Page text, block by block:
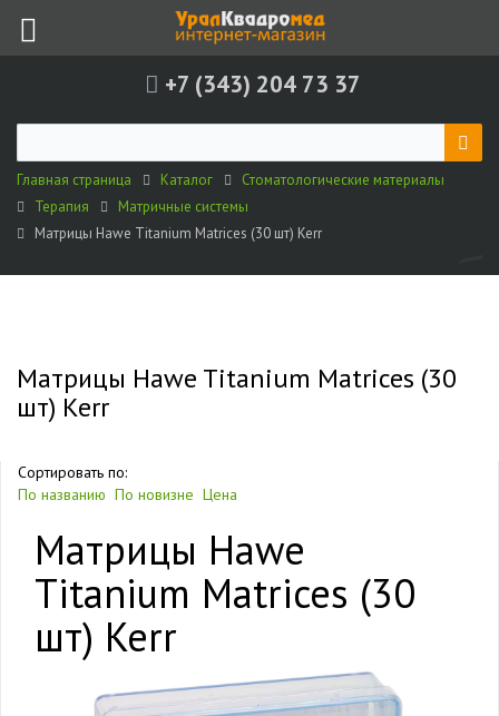
+7 (343) 204 73 37
Главная страница Каталог
Стоматологические материалы
Терапия
Матричные системы
Матрицы Hawe Titanium Matrices (30 шт) Kerr
Матрицы Hawe Titanium Matrices (30
шт) Kerr
Сортировать по:
По названию По новизне Цена
Матрицы Hawe
Titanium Matrices (30
шт) Kerr